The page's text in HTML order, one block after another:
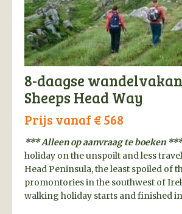
8-daagse
Sheeps Head Way
Prijs vanaf € 568
*** Alleen op aanvraag te boeken
holiday on the unspoilt and less
Head Peninsula, the least spoiled of
promontories in the southwest of
walking holiday starts and finished